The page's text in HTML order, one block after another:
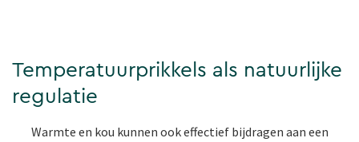
Temperatuurprikkels als natuurlijke
regulatie
Warmte en kou kunnen ook effectief bijdragen aan een